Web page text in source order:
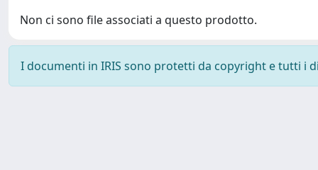
Non ci sono file associati a questo prodotto.
I documenti in IRIS sono protetti da copyright e tutti i